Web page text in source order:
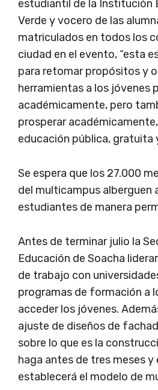
estudiantil de la Institución
Verde y vocero de las
matriculados en todos los
ciudad en el evento, “esta
para retomar propósitos y
herramientas a los jóvenes
académicamente, pero
prosperar
educación pública, gratuita
Se espera que los 27.000
del multicampus alberguen
estudiantes de manera
Antes de terminar julio la
Educación de Soacha
de trabajo con
programas de formación a
acceder los jóvenes.
ajuste de diseños de
sobre lo que es la
haga antes de tres meses y
establecerá el modelo de